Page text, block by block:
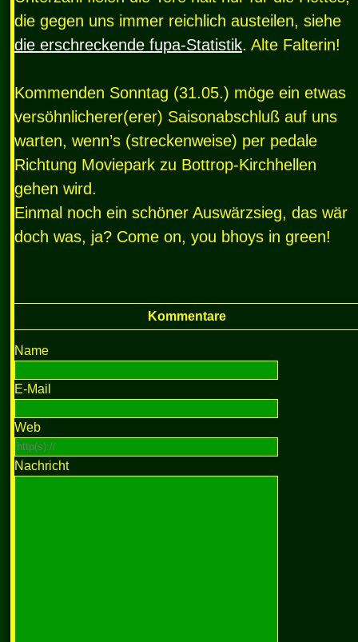
die gegen uns immer reichlich austeilen, siehe
die erschreckende fupa-Statistik. Alte Falterin!
Kommenden Sonntag (31.05.) möge ein etwas
versöhnlicherer(erer) Saisonabschluß auf uns
warten, wenn’s (streckenweise) per pedale
Richtung Moviepark zu Bottrop-Kirchhellen
gehen wird.
Einmal noch ein schöner Auswärzsieg, das wär
doch was, ja? Come on, you bhoys in green!
Kommentare
Name
E-Mail
Web
Nachricht